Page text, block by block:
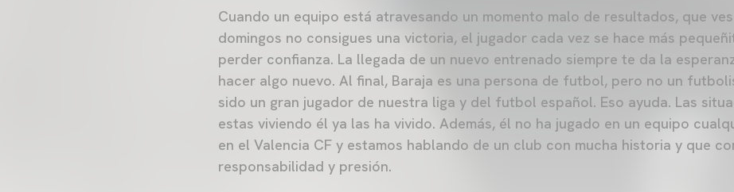
Cuando un equipo está atravesando un momento malo de resultados, que
domingos no consigues una victoria, el jugador cada vez se hace más
perder confianza. La llegada de un nuevo entrenado siempre te da la
hacer algo nuevo. Al final, Baraja es una persona de futbol, pero no un
sido un gran jugador de nuestra liga y del futbol español. Eso ayuda. Las
estas viviendo él ya las ha vivido. Además, él no ha jugado en un equipo
en el Valencia CF y estamos hablando de un club con mucha historia y que
responsabilidad y presión.